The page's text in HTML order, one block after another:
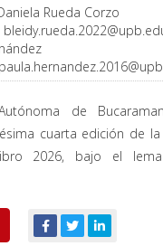
Rueda Corzo
de
cuarta edición de
2026, bajo el